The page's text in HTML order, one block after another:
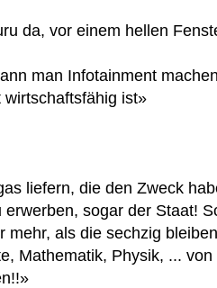
da, vor einem hellen
man Infotainment
ist»
liefern, die den Zweck
sogar der Staat!
als die sechzig
Mathematik, Physik, ...